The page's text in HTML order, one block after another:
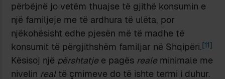
përbëjnë jo vetëm thuajse të gjithë konsumin e
një familjeje me të ardhura të ulëta, por
njëkohësisht edhe pjesën më të madhe të
konsumit të përgjithshëm familjar në Shqipëri.[11]
Kësisoj një përshtatje e pagës reale minimale me
nivelin realtë çmimeve do të ishte termi i duhur.